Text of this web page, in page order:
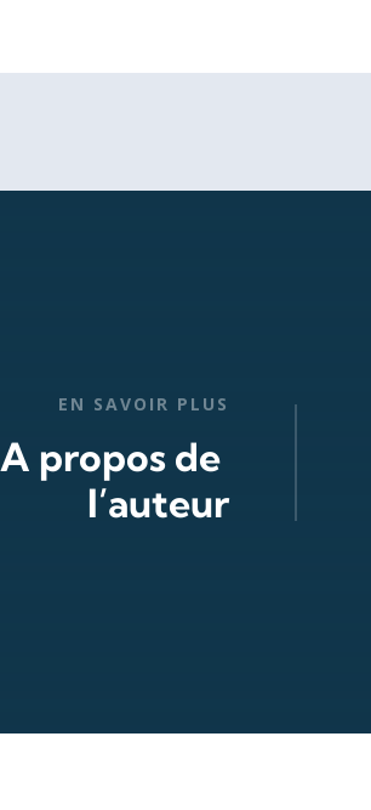
EN SAVOIR PLUS
A propos de
l’auteur